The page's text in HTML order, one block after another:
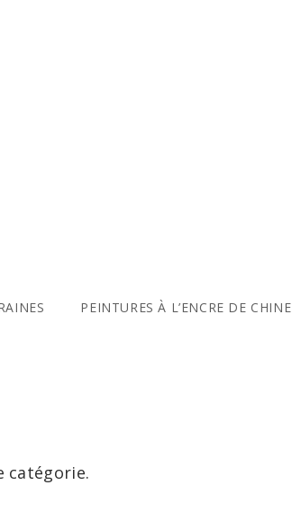
PEINTURES À L’ENCRE DE CHINE
catégorie.